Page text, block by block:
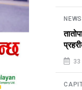
NEWS
33